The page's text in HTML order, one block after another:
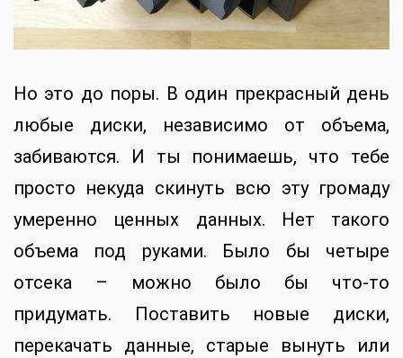
Но это до поры. В один прекрасный день
любые диски, независимо от объема,
забиваются. И ты понимаешь, что тебе
просто некуда скинуть всю эту громаду
умеренно ценных данных. Нет такого
объема под руками. Было бы четыре
отсека – можно было бы что-то
придумать. Поставить новые диски,
перекачать данные, старые вынуть или